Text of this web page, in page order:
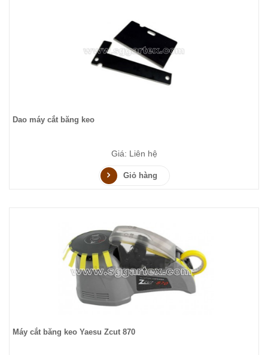
Dao máy cắt băng keo
Giá: Liên hệ
Giỏ hàng
Máy cắt băng keo Yaesu Zcut 870